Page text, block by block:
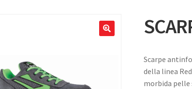
Scarpe
della linea
morbida